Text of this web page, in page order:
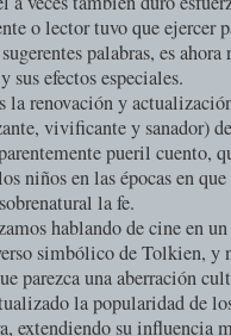
o lector tuvo que ejercer
palabras, es
sus efectos especiales.
la renovación y
vivificante y sanador)
pueril cuento,
niños en las épocas en
la fe.
hablando de cine en
simbólico de Tolkien, y
parezca una aberración
la popularidad de
extendiendo su influencia